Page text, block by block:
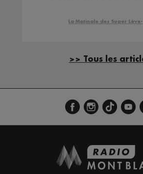
MONTAGNE) A
La Matinale des Super
>> Tous les